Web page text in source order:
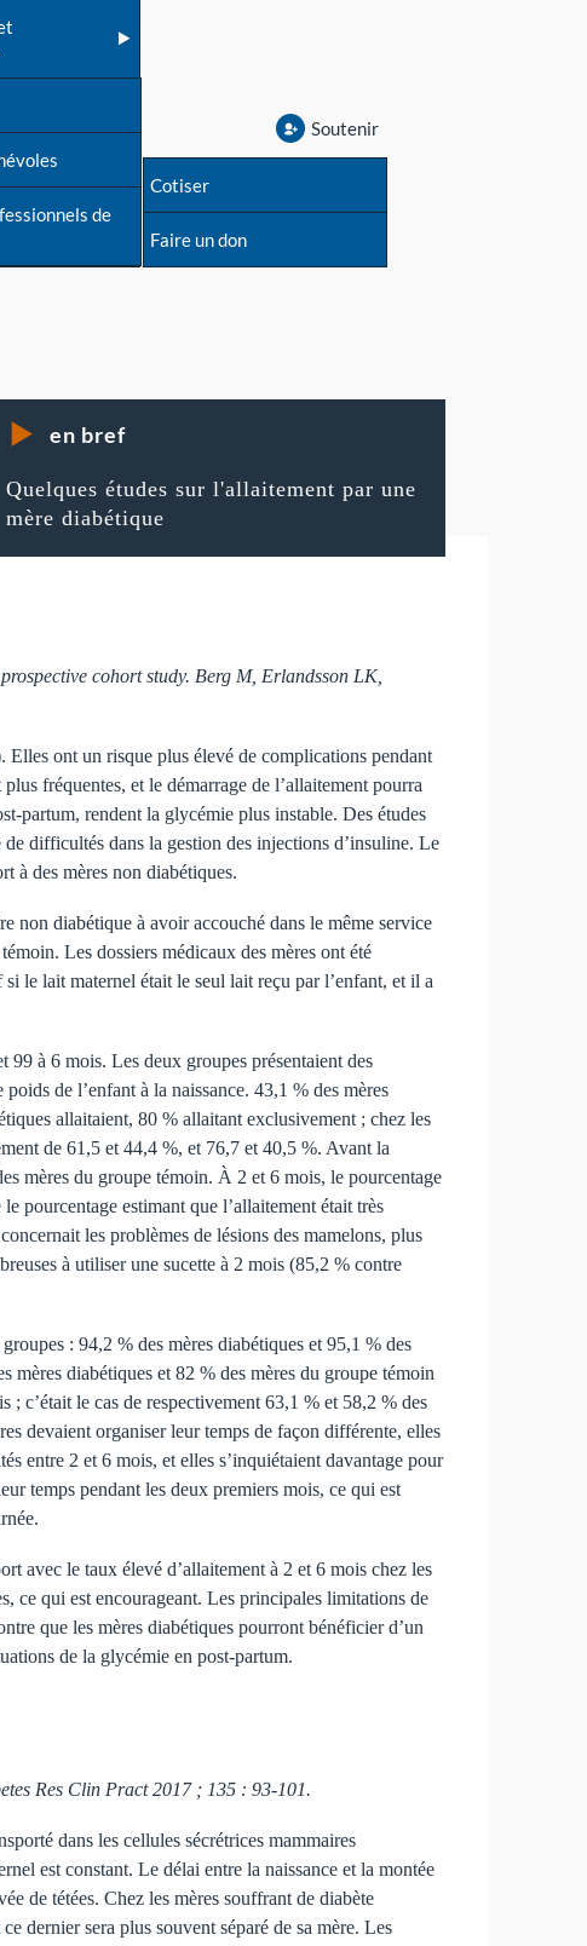
de
Soutenir
Cotiser
Faire un don
en bref
Quelques études sur l'allaitement par une
mère diabétique
cohort study. Berg M, Erlandsson LK,
ont un risque plus élevé de complications pendant
fréquentes, et le démarrage de l’allaitement pourra
partum, rendent la glycémie plus instable. Des études
difficultés dans la gestion des injections d’insuline. Le
à des mères non diabétiques.
non diabétique à avoir accouché dans le même service
Les dossiers médicaux des mères ont été
le lait maternel était le seul lait reçu par l’enfant, et il a
à 6 mois. Les deux groupes présentaient des
de l’enfant à la naissance. 43,1 % des mères
allaitaient, 80 % allaitant exclusivement ; chez les
de 61,5 et 44,4 %, et 76,7 et 40,5 %. Avant la
mères du groupe témoin. À 2 et 6 mois, le pourcentage
pourcentage estimant que l’allaitement était très
les problèmes de lésions des mamelons, plus
à utiliser une sucette à 2 mois (85,2 % contre
: 94,2 % des mères diabétiques et 95,1 % des
mères diabétiques et 82 % des mères du groupe témoin
c’était le cas de respectivement 63,1 % et 58,2 % des
devaient organiser leur temps de façon différente, elles
entre 2 et 6 mois, et elles s’inquiétaient davantage pour
temps pendant les deux premiers mois, ce qui est
avec le taux élevé d’allaitement à 2 et 6 mois chez les
ce qui est encourageant. Les principales limitations de
que les mères diabétiques pourront bénéficier d’un
de la glycémie en post-partum.
Res Clin Pract 2017 ; 135 : 93-101.
dans les cellules sécrétrices mammaires
est constant. Le délai entre la naissance et la montée
de tétées. Chez les mères souffrant de diabète
dernier sera plus souvent séparé de sa mère. Les